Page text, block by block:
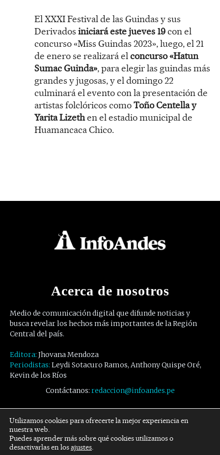
El XXXI Festival de las Guindas y sus
Derivados iniciará este jueves 19con el
concurso «Miss Guindas 2023», luego, el 21
de enero se realizará elconcurso «Hatun
Sumac Guinda», para elegir las guindas más
grandes y jugosas, y el domingo 22
culminará el evento con la presentación de
artistas folclóricos comoToño Centella y
Yarita Lizethen el estadio municipal de
Huamancaca Chico.
Acerca de nosotros
Medio de comunicación digital que difunde noticias y
busca revelar los hechos más importantes de la Región
Central del país.
Editora: Jhovana Mendoza
Periodistas: Leydi Sotacuro Ramos, Anthony Quispe Oré,
Kevin de los Ríos
Contáctanos: redaccion@infoandes.pe
Síguenos
Facebook Twitter Youtube
Utilizamos cookies para ofrecerte la mejor experiencia en
nuestra web.
Puedes aprender más sobre qué cookies utilizamos o
desactivarlas en losajustes.